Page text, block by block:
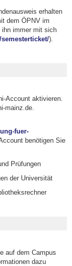
erhalten
dem ÖPNV im
immer mit sich
).
Account aktivieren.
mainz.de.
fuer-
benötigen Sie
Prüfungen
der Universität
auf dem Campus
dazu